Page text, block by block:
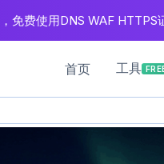
免费使用DNS WAF HTTPS
首页 工具